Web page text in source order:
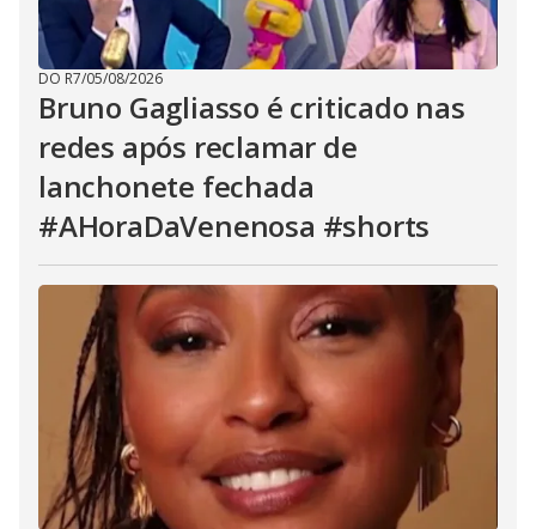
DO R7/05/08/2026
Bruno Gagliasso é criticado nas
redes após reclamar de
lanchonete fechada
#AHoraDaVenenosa #shorts